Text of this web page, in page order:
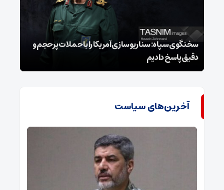
سخنگوی سپاه: سناریوسازی آمریکا را با حملات پرحجم‌‌ و
دقیق‌ پاسخ دادیم
آخرین‌های سیاست